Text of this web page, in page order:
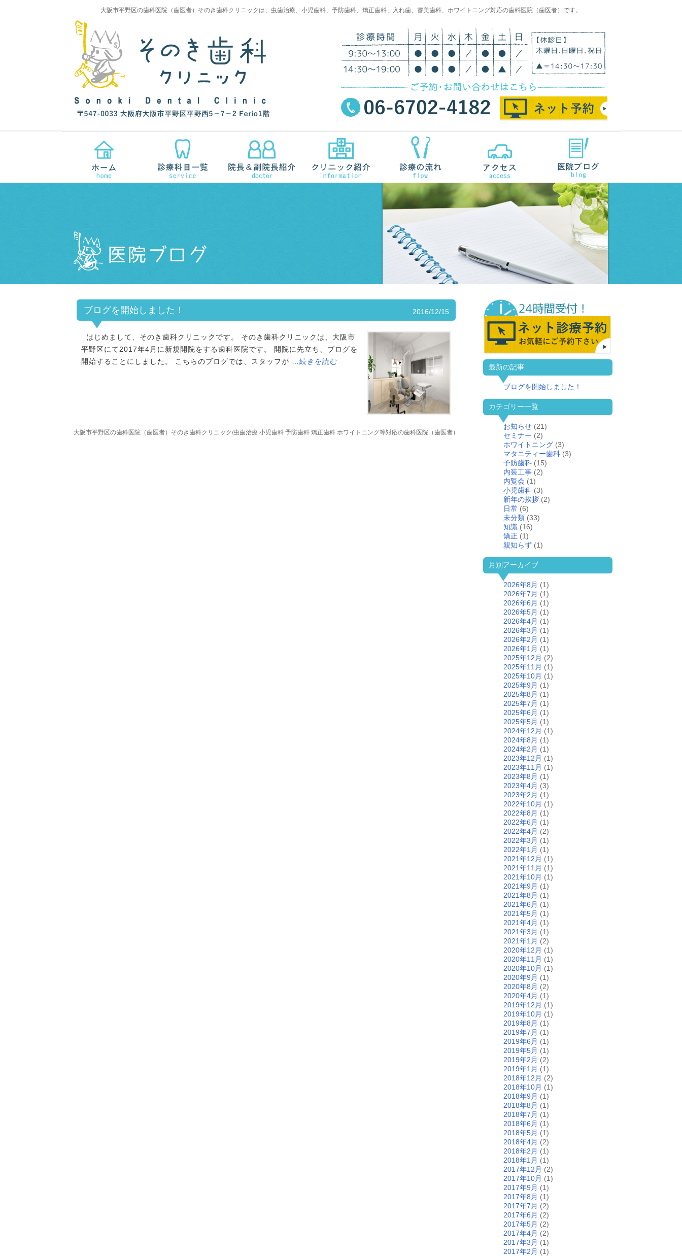
大阪市平野区の歯科医院（歯医者）そのき歯科クリニックは、虫歯治療、小児歯科、予防歯科、矯正歯科、入れ歯、審美歯科、ホワイトニング対応の歯科医院（歯医者）です。
ブログを開始しました！ 2016/12/15
はじめまして、そのき歯科クリニックです。 そのき歯科クリニックは、大阪市
平野区にて2017年4月に新規開院をする歯科医院です。 開院に先立ち、ブログを
開始することにしました。 こちらのブログでは、スタッフが
…続きを読む
大阪市平野区の歯科医院（歯医者）そのき歯科クリニック/虫歯治療 小児歯科 予防歯科 矯正歯科 ホワイトニング等対応の歯科医院（歯医者）
最新の記事
ブログを開始しました！
カテゴリー一覧
お知らせ (21)
セミナー (2)
ホワイトニング (3)
マタニティー歯科 (3)
予防歯科 (15)
内装工事 (2)
内覧会 (1)
小児歯科 (3)
新年の挨拶 (2)
日常 (6)
未分類 (33)
知識 (16)
矯正 (1)
親知らず (1)
月別アーカイブ
2026年8月 (1)
2026年7月 (1)
2026年6月 (1)
2026年5月 (1)
2026年4月 (1)
2026年3月 (1)
2026年2月 (1)
2026年1月 (1)
2025年12月 (2)
2025年11月 (1)
2025年10月 (1)
2025年9月 (1)
2025年8月 (1)
2025年7月 (1)
2025年6月 (1)
2025年5月 (1)
2024年12月 (1)
2024年8月 (1)
2024年2月 (1)
2023年12月 (1)
2023年11月 (1)
2023年8月 (1)
2023年4月 (3)
2023年2月 (1)
2022年10月 (1)
2022年8月 (1)
2022年6月 (1)
2022年4月 (2)
2022年3月 (1)
2022年1月 (1)
2021年12月 (1)
2021年11月 (1)
2021年10月 (1)
2021年9月 (1)
2021年8月 (1)
2021年6月 (1)
2021年5月 (1)
2021年4月 (1)
2021年3月 (1)
2021年1月 (2)
2020年12月 (1)
2020年11月 (1)
2020年10月 (1)
2020年9月 (1)
2020年8月 (2)
2020年4月 (1)
2019年12月 (1)
2019年10月 (1)
2019年8月 (1)
2019年7月 (1)
2019年6月 (1)
2019年5月 (1)
2019年2月 (2)
2019年1月 (1)
2018年12月 (2)
2018年10月 (1)
2018年9月 (1)
2018年8月 (1)
2018年7月 (1)
2018年6月 (1)
2018年5月 (1)
2018年4月 (2)
2018年2月 (1)
2018年1月 (1)
2017年12月 (2)
2017年10月 (1)
2017年9月 (1)
2017年8月 (1)
2017年7月 (2)
2017年6月 (2)
2017年5月 (2)
2017年4月 (2)
2017年3月 (1)
2017年2月 (1)